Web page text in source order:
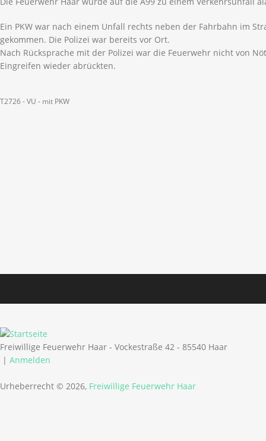
Ein PKW war nach einem Unfall rechts neben der Fahrbahn im
gekommen. Die Polizei war bereits vor Ort.
Nach Rücksprache mit der Polizei war die Feuerwehr nicht von
Eingreifen wieder abrückten.
T2726 - VU - mit PKW
Freiwillige Feuerwehr Haar - Vockestraße 42 - 85540 Haar
| Anmelden
Urheberrecht © 2026, Freiwillige Feuerwehr Haar